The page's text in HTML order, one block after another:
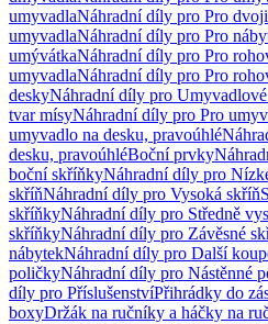
umyvadlaNáhradní díly pro Pro
umyvadlaNáhradní díly pro Pro
umývátkaNáhradní díly pro Pro
umyvadlaNáhradní díly pro Pro
deskyNáhradní díly pro
tvar mísyNáhradní díly pro Pro
umyvadlo na desku, pravoúhlé
desku, pravoúhléBoční prvky
boční skříňkyNáhradní díly pro
skříňNáhradní díly pro Vysoká skříň
skříňkyNáhradní díly pro Středně
skříňkyNáhradní díly pro Závěsné
nábytekNáhradní díly pro Další
poličkyNáhradní díly pro Nástěnné
díly pro PříslušenstvíPřihrádky do
boxyDržák na ručníky a háčky na